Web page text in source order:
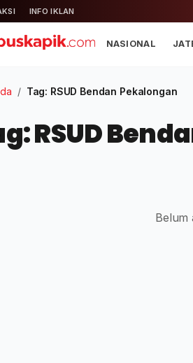
INFO IKLAN
NASIONAL
/ Tag: RSUD Bendan Pekalongan
RSUD
Belum